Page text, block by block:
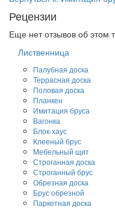
Рецензии
Еще нет отзывов об этом
Лиственница
Палубная доска
Террасная доска
Половая доска
Планкен
Имитация бруса
Вагонка
Блок-хаус
Клееный брус
Мебельный щит
Строганная доска
Строганный брус
Обрезная доска
Брус обрезной
Паркетная доска